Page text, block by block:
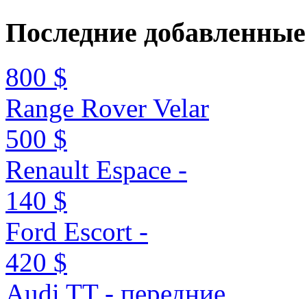
Последние добавленные
800 $
Range Rover Velar
500 $
Renault Espace -
140 $
Ford Escort -
420 $
Audi TT - передние